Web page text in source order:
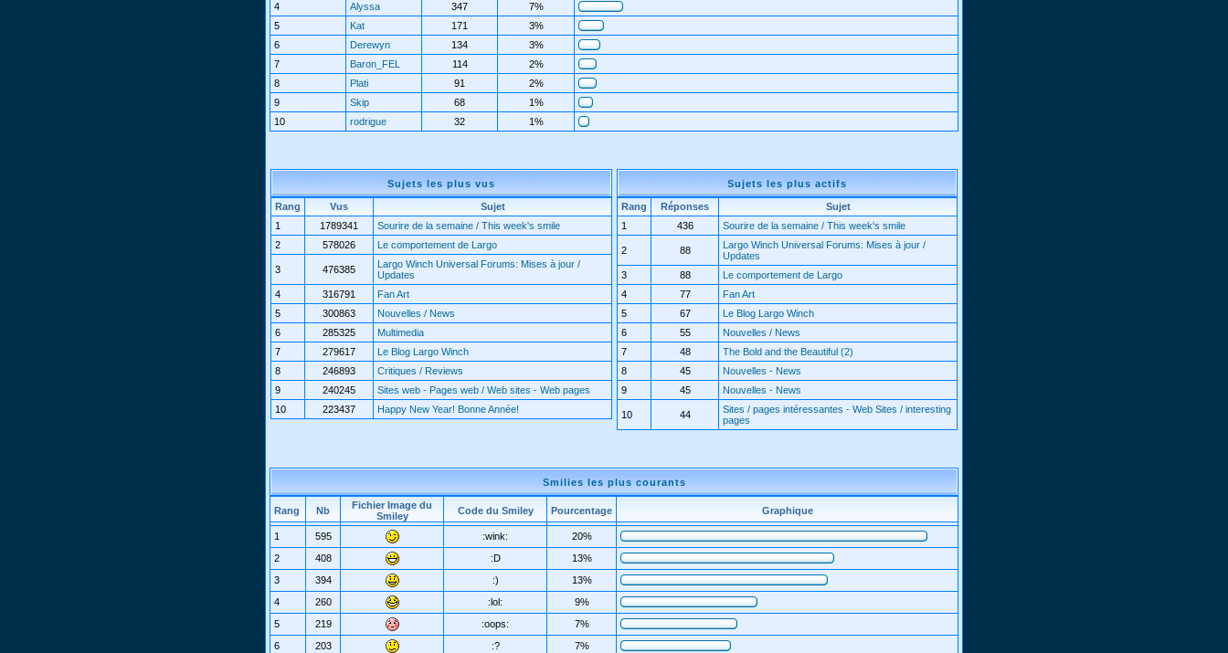
4
Alyssa 347
7%
5
Kat 171
3%
6
Derewyn 134
3%
7
Baron_FEL 114
2%
8
Plati 91
2%
9
Skip 68
1%
10
rodrigue 32 1%
Sujets les plus vus
Rang Vus
Sujet
1
1789341
Sourire de la semaine / This week's smile
2
578026 Le comportement de Largo
3 476385
Largo Winch Universal Forums: Mises à jour /
Updates
4
316791
Fan Art
5
300863
Nouvelles / News
6
285325
Multimedia
7
279617
Le Blog Largo Winch
8
246893
Critiques / Reviews
9
240245
Sites web - Pages web / Web sites - Web pages
10
223437 Happy New Year! Bonne Année!
Sujets les plus actifs
Rang Réponses
Sujet
1
436 Sourire de la semaine / This week's smile
2 88
Largo Winch Universal Forums: Mises à jour /
Updates
3
88
Le comportement de Largo
4
77
Fan Art
5
67
Le Blog Largo Winch
6
55
Nouvelles / News
7
48
The Bold and the Beautiful (2)
8
45
Nouvelles - News
9
45 Nouvelles - News
10 44
Sites / pages intéressantes - Web Sites / interesting
pages
Smilies les plus courants
Rang Nb
Fichier Image du
Smiley
Code du Smiley Pourcentage Graphique
1 595 :wink:
20%
2
408 :D
13%
3
394 :)
13%
4
260 :lol:
9%
5
219 :oops:
7%
6
203 :? 7%